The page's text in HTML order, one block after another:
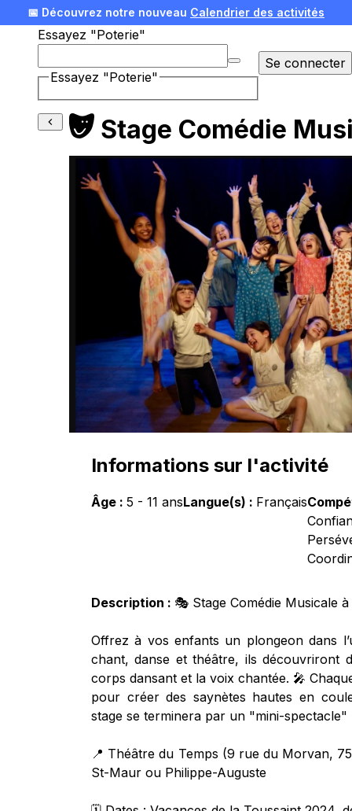
📅 Découvrez notre nouveau Calendrier des activités
🎄 Offrez une expérience pour Noël !
Essayez "Poterie"
Essayez "Poterie"
Se connecter
Stage Comédie
Informations sur l'activité
Âge : 5 - 11 ansLangue(s) : Français
Description : 🎭 Stage Comédie Musicale
Offrez à vos enfants un plongeon dans
chant, danse et théâtre, ils découvriront
corps dansant et la voix chantée. 🎤
pour créer des saynètes hautes en
stage se terminera par un "mini-
📍 Théâtre du Temps (9 rue du Morvan,
St-Maur ou Philippe-Auguste